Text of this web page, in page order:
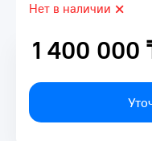
Нет в наличии
1 400 000 ₸
1 400 000